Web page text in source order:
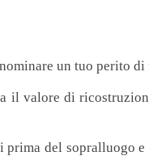
un tuo perito
il valore di
del sopralluogo